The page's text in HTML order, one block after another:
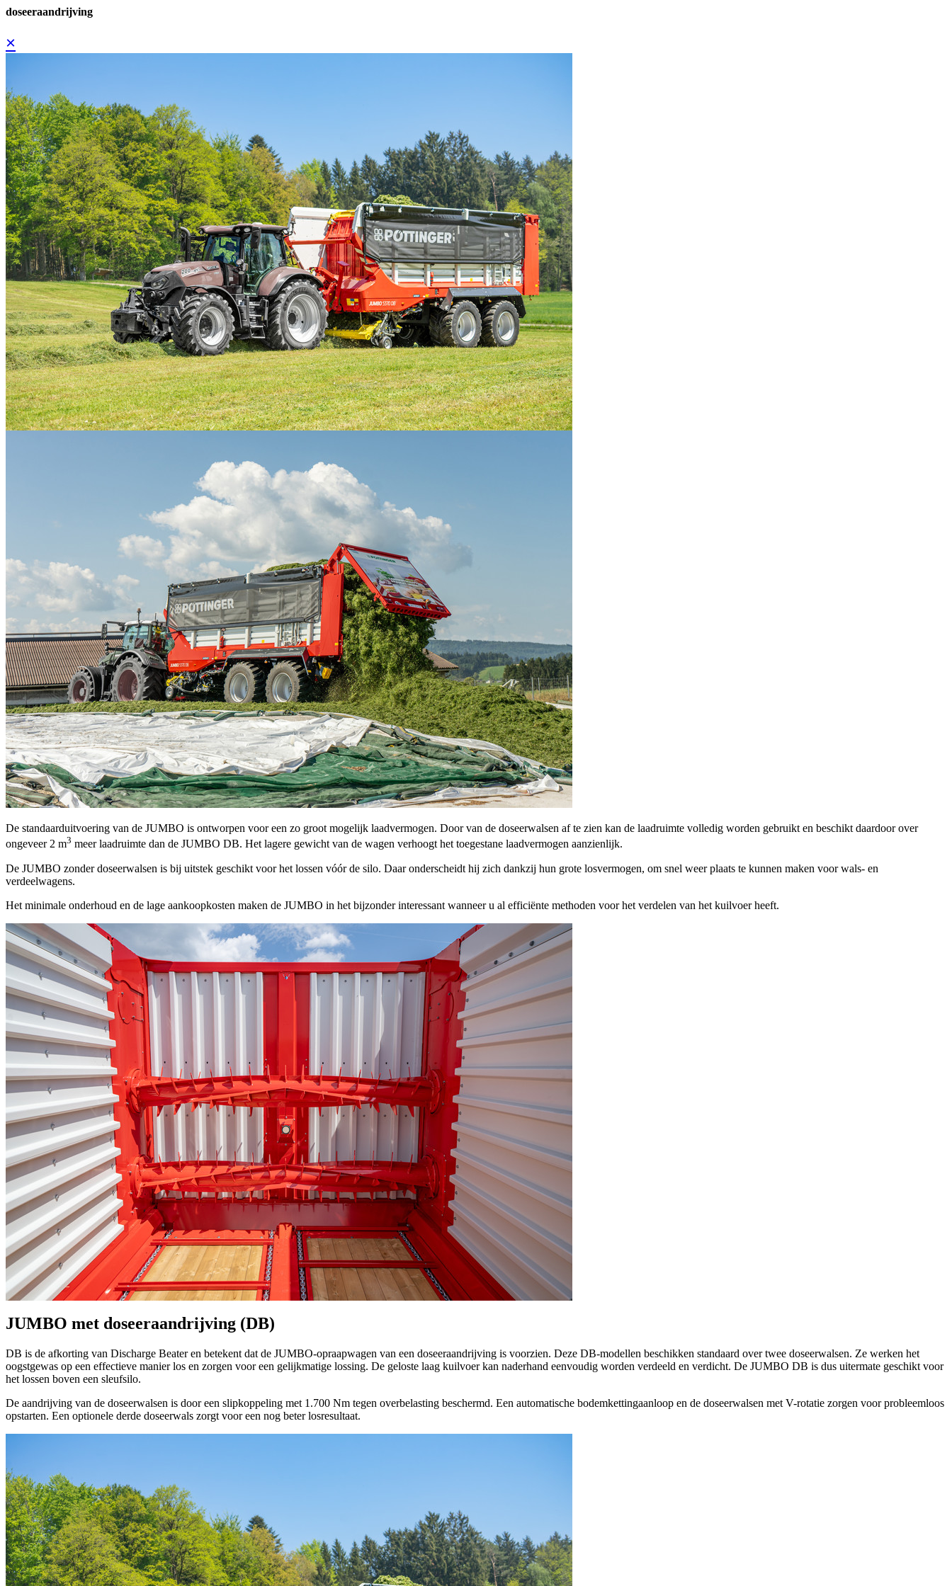
doseeraandrijving
×
De standaarduitvoering van de JUMBO is ontworpen voor een zo groot mogelijk laadvermogen. Door van de doseerwalsen af te zien kan de laadruimte volledig worden gebruikt en beschikt daardoor over
ongeveer2 m3 meer laadruimte dan de JUMBO DB. Het lagere gewicht van de wagen verhoogt het toegestane laadvermogen aanzienlijk.
De JUMBO zonder doseerwalsen is bij uitstek geschikt voor het lossen vóór de silo. Daar onderscheidt hij zich dankzij hun grote losvermogen, om snel weer plaats te kunnen maken voor wals- en
verdeelwagens.
Het minimale onderhoud en de lage aankoopkosten maken de JUMBO in het bijzonder interessant wanneer u al efficiënte methoden voor het verdelen van het kuilvoer heeft.
JUMBO met doseeraandrijving (DB)
DB is de afkorting van Discharge Beater en betekent dat de JUMBO-opraapwagen van een doseeraandrijving is voorzien. Deze DB-modellen beschikken standaard over twee doseerwalsen. Ze werken het
oogstgewas op een effectieve manier los en zorgen voor een gelijkmatige lossing. De geloste laag kuilvoer kan naderhand eenvoudig worden verdeeld en verdicht. De JUMBO DB is dus uitermate geschikt voor
het lossen boven een sleufsilo.
De aandrijving van de doseerwalsen is door een slipkoppeling met 1.700 Nm tegen overbelasting beschermd. Een automatische bodemkettingaanloop en de doseerwalsen met V-rotatie zorgen voor probleemloos
opstarten. Een optionele derde doseerwals zorgt voor een nog beter losresultaat.